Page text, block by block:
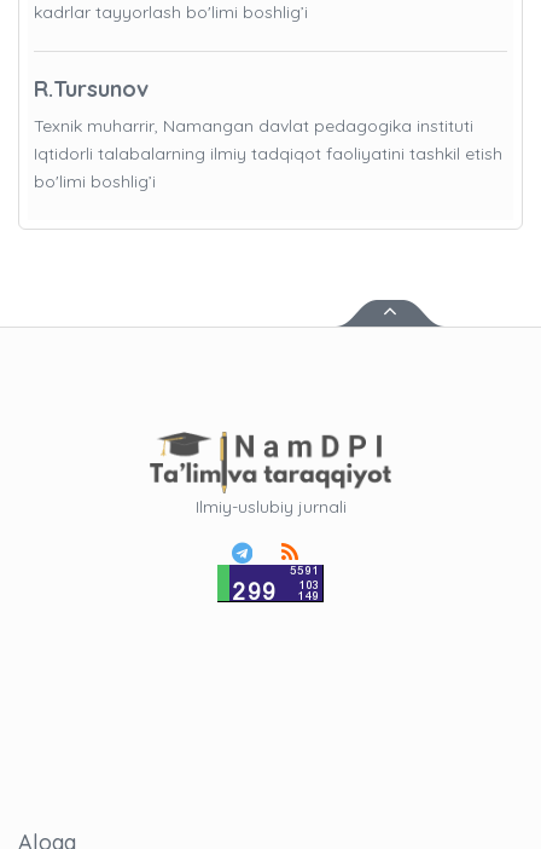
kadrlar tayyorlash bo'limi boshlig’i
R.Tursunov
Texnik muharrir, Namangan davlat pedagogika instituti
Iqtidorli talabalarning ilmiy tadqiqot faoliyatini tashkil etish
bo'limi boshlig’i
Ilmiy-uslubiy jurnali
Aloqa